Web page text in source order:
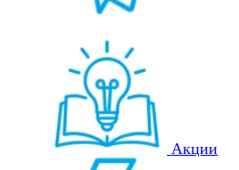
Акции